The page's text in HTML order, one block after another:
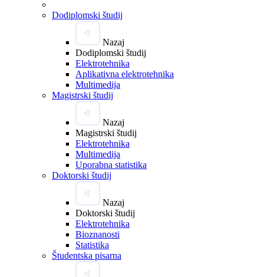
Dodiplomski študij
Nazaj
Dodiplomski študij
Elektrotehnika
Aplikativna elektrotehnika
Multimedija
Magistrski študij
Nazaj
Magistrski študij
Elektrotehnika
Multimedija
Uporabna statistika
Doktorski študij
Nazaj
Doktorski študij
Elektrotehnika
Bioznanosti
Statistika
Študentska pisarna